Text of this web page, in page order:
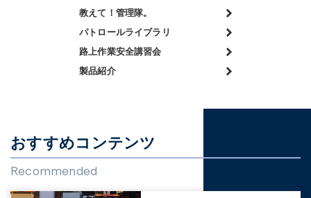
教えて！管理隊。
パトロールライブラリ
路上作業安全講習会
製品紹介
おすすめコンテンツ
Recommended